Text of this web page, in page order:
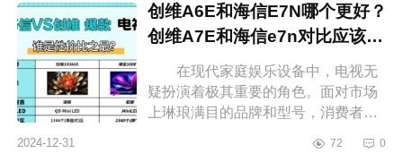
创维A6E和海信E7N哪个更好？
创维A7E和海信e7n对比应该如
在现代家庭娱乐设备中，电视无
疑扮演着极其重要的角色。面对市场
上琳琅满目的品牌和型号，消费者常
创维A6E和海信E7N哪个更好？创维
2024-12-31 72 0